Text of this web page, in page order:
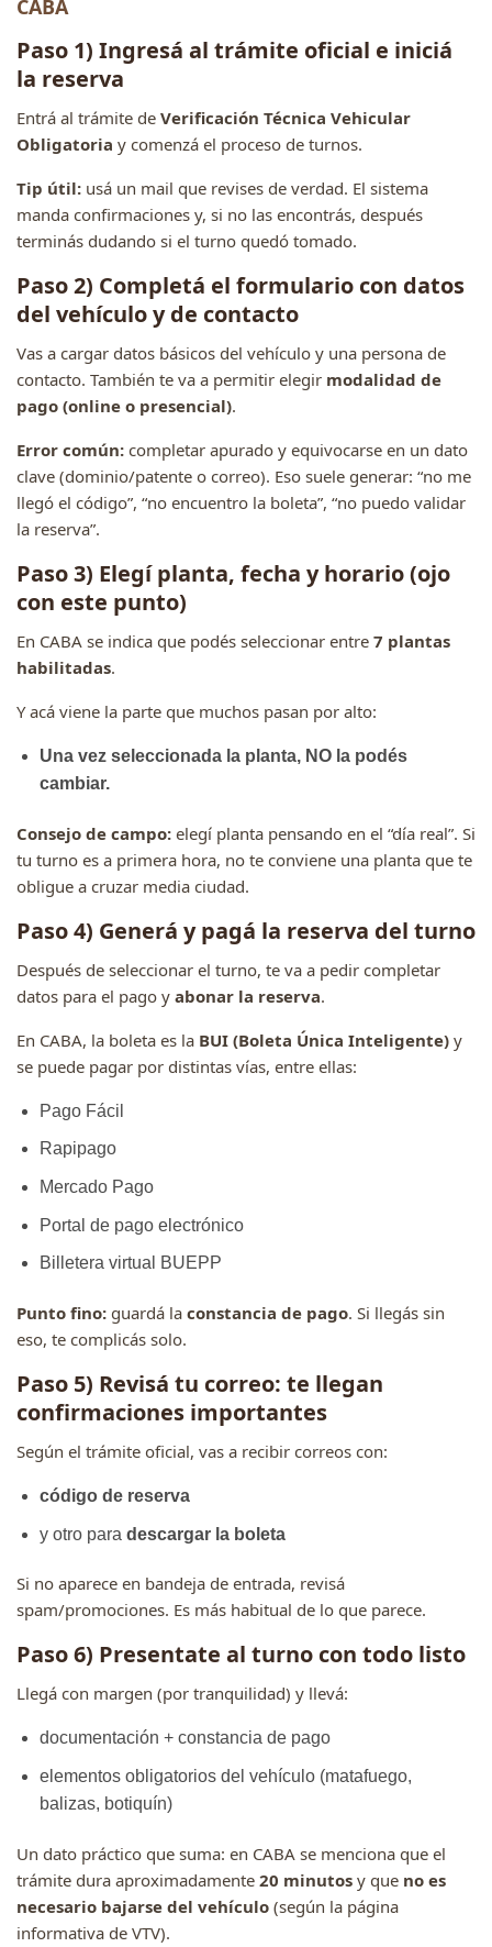
CABA
Paso 1) Ingresá al trámite oficial e iniciá
la reserva
Entrá al trámite de Verificación Técnica Vehicular
Obligatoria y comenzá el proceso de turnos.
Tip útil: usá un mail que revises de verdad. El sistema
manda confirmaciones y, si no las encontrás, después
terminás dudando si el turno quedó tomado.
Paso 2) Completá el formulario con datos
del vehículo y de contacto
Vas a cargar datos básicos del vehículo y una persona de
contacto. También te va a permitir elegir modalidad de
pago (online o presencial).
Error común: completar apurado y equivocarse en un dato
clave (dominio/patente o correo). Eso suele generar: “no me
llegó el código”, “no encuentro la boleta”, “no puedo validar
la reserva”.
Paso 3) Elegí planta, fecha y horario (ojo
con este punto)
En CABA se indica que podés seleccionar entre 7 plantas
habilitadas.
Y acá viene la parte que muchos pasan por alto:
Una vez seleccionada la planta, NO la podés
cambiar.
Consejo de campo: elegí planta pensando en el “día real”. Si
tu turno es a primera hora, no te conviene una planta que te
obligue a cruzar media ciudad.
Paso 4) Generá y pagá la reserva del turno
Después de seleccionar el turno, te va a pedir completar
datos para el pago y abonar la reserva.
En CABA, la boleta es la BUI (Boleta Única Inteligente) y
se puede pagar por distintas vías, entre ellas:
Pago Fácil
Rapipago
Mercado Pago
Portal de pago electrónico
Billetera virtual BUEPP
Punto fino: guardá la constancia de pago. Si llegás sin
eso, te complicás solo.
Paso 5) Revisá tu correo: te llegan
confirmaciones importantes
Según el trámite oficial, vas a recibir correos con:
código de reserva
y otro para descargar la boleta
Si no aparece en bandeja de entrada, revisá
spam/promociones. Es más habitual de lo que parece.
Paso 6) Presentate al turno con todo listo
Llegá con margen (por tranquilidad) y llevá:
documentación + constancia de pago
elementos obligatorios del vehículo (matafuego,
balizas, botiquín)
Un dato práctico que suma: en CABA se menciona que el
trámite dura aproximadamente 20 minutos y que no es
necesario bajarse del vehículo (según la página
informativa de VTV).